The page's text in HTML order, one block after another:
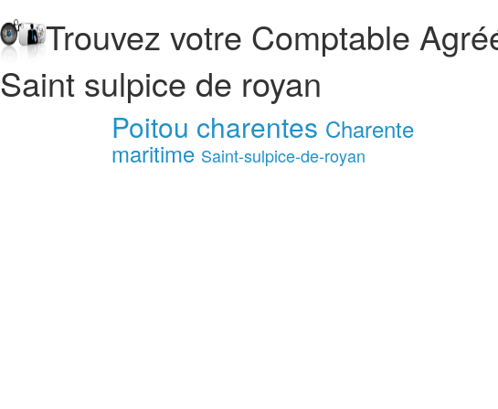
Trouvez votre Comptable
Saint sulpice de royan
Poitou charentes Charente
maritime Saint-sulpice-de-royan